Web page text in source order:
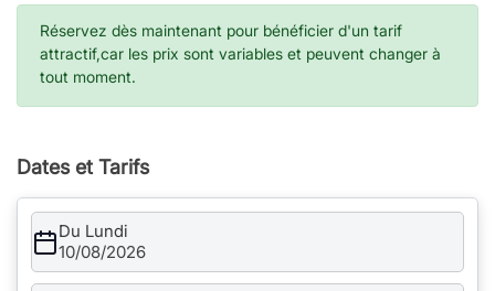
Réservez dès maintenant pour bénéficier d'un tarif
attractif,car les prix sont variables et peuvent changer à
tout moment.
Dates et Tarifs
Du Lundi
10/08/2026